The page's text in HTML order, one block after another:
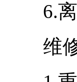
6.离
维修